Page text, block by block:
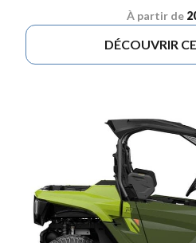
À partir de
DÉCOUVRIR